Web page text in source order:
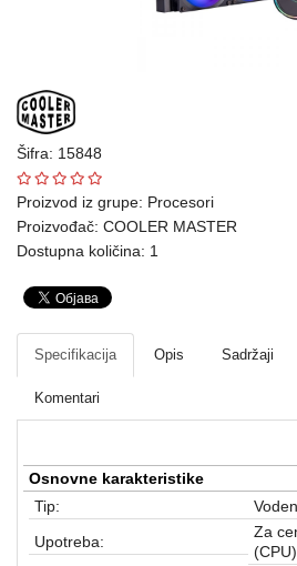
Telefoni
oprema
Mrežna
oprema
Gaming
Fotoaparati
i
kamere
aparati
Software
Šifra: 15848
Proizvod iz grupe: Procesori
Proizvođač: COOLER MASTER
Dostupna količina: 1
Specifikacija Opis Sadržaji
Komentari
Osnovne karakteristike
Tip:
Upotreba:
Za
(CPU)